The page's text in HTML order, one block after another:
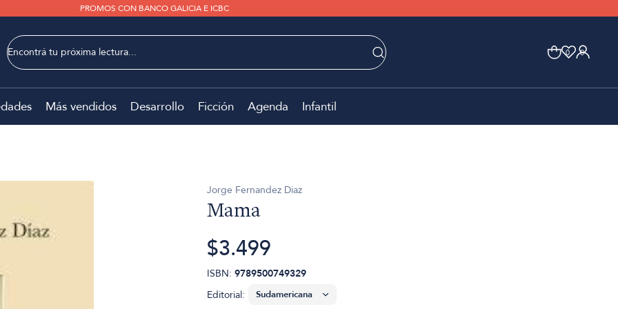
PROMOS CON BANCO GALICIA E ICBC
0 0
Más vendidos Desarrollo Ficción Agenda Infantil
Jorge Fernandez Diaz
Mama
$3.499
ISBN: 9789500749329
Editorial: